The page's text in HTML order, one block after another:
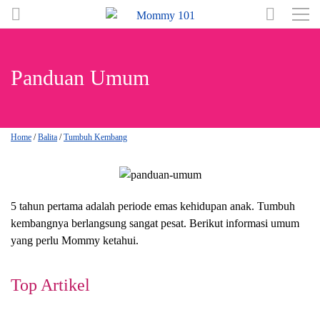
Panduan Umum
Home /Balita /Tumbuh Kembang
5 tahun pertama adalah periode emas kehidupan anak. Tumbuh
kembangnya berlangsung sangat pesat. Berikut informasi umum
yang perlu Mommy ketahui.
Top Artikel